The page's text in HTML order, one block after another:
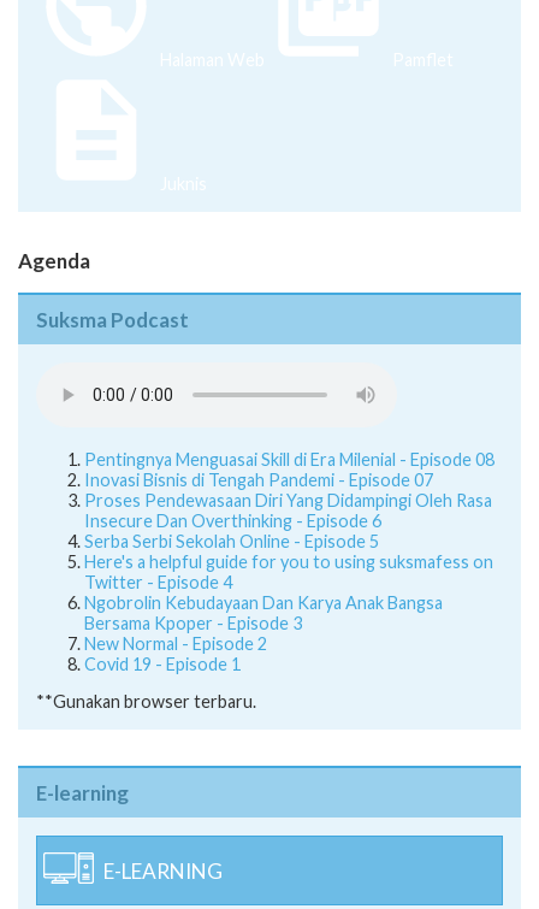
Halaman Web Pamflet
Juknis
Agenda
Suksma Podcast
Pentingnya Menguasai Skill di Era Milenial - Episode 08
Inovasi Bisnis di Tengah Pandemi - Episode 07
Proses Pendewasaan Diri Yang Didampingi Oleh Rasa
Insecure Dan Overthinking - Episode 6
Serba Serbi Sekolah Online - Episode 5
Here's a helpful guide for you to using suksmafess on
Twitter - Episode 4
Ngobrolin Kebudayaan Dan Karya Anak Bangsa
Bersama Kpoper - Episode 3
New Normal - Episode 2
Covid 19 - Episode 1
**Gunakan browser terbaru.
E-learning
E-LEARNING